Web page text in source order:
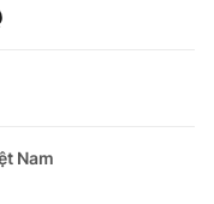
không có sự chấp
khi phát hành lại
Nam